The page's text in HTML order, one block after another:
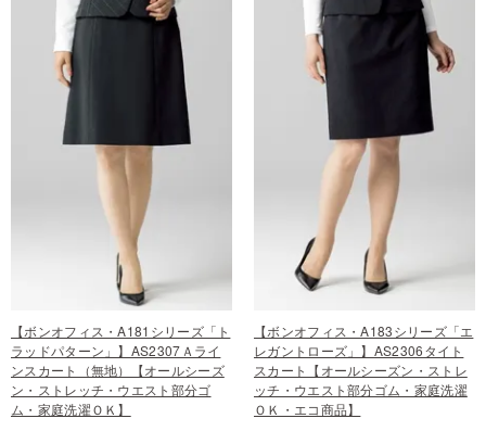
【ボンオフィス・A181シリーズ「ト
ラッドパターン」】AS2307Ａライ
ンスカート（無地）【オールシーズ
ン・ストレッチ・ウエスト部分ゴ
ム・家庭洗濯ＯＫ】
【ボンオフィス・A183シリーズ「エ
レガントローズ」】AS2306タイト
スカート【オールシーズン・ストレ
ッチ・ウエスト部分ゴム・家庭洗濯
ＯＫ・エコ商品】